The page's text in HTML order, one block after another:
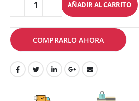
AÑADIR AL CARRITO
COMPRARLO AHORA